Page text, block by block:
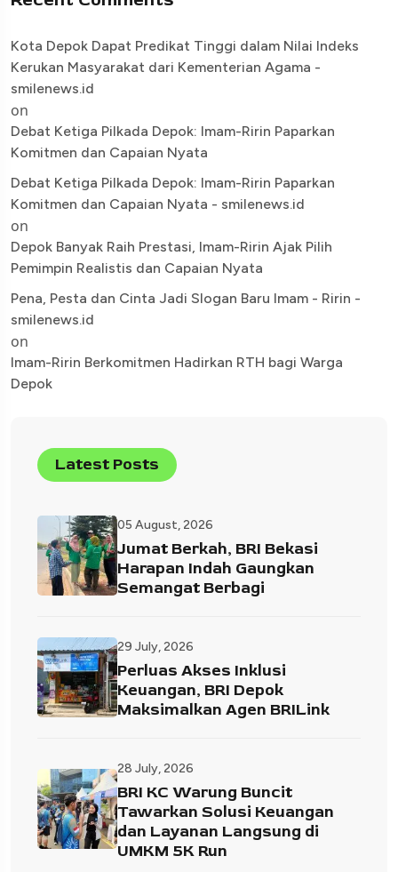
Kota Depok Dapat Predikat Tinggi dalam Nilai Indeks
Kerukan Masyarakat dari Kementerian Agama -
smilenews.id
on
Debat Ketiga Pilkada Depok: Imam-Ririn Paparkan
Komitmen dan Capaian Nyata
Debat Ketiga Pilkada Depok: Imam-Ririn Paparkan
Komitmen dan Capaian Nyata - smilenews.id
on
Depok Banyak Raih Prestasi, Imam-Ririn Ajak Pilih
Pemimpin Realistis dan Capaian Nyata
Pena, Pesta dan Cinta Jadi Slogan Baru Imam - Ririn -
smilenews.id
on
Imam-Ririn Berkomitmen Hadirkan RTH bagi Warga
Depok
Latest Posts
05 August, 2026
Jumat Berkah, BRI Bekasi
Harapan Indah Gaungkan
Semangat Berbagi
29 July, 2026
Perluas Akses Inklusi
Keuangan, BRI Depok
Maksimalkan Agen BRILink
28 July, 2026
BRI KC Warung Buncit
Tawarkan Solusi Keuangan
dan Layanan Langsung di
UMKM 5K Run